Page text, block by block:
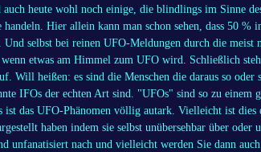
heute wohl noch einige, die blindlings im Sinne
Hier allein kann man schon sehen, dass 50 %
Und selbst bei reinen UFO-Meldungen durch die meist
etwas am Himmel zum UFO wird. Schließlich
Will heißen: es sind die Menschen die daraus so oder
IFOs der echten Art sind. "UFOs" sind so zu einem
ist das UFO-Phänomen völlig autark. Vielleicht ist
haben indem sie selbst unübersehbar über oder
unfanatisiert nach und vielleicht werden Sie dann auch